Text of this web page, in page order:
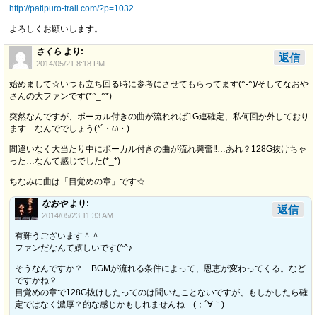
http://patipuro-trail.com/?p=1032
よろしくお願いします。
さくら より:
2014/05/21 8:18 PM
始めまして☆いつも立ち回る時に参考にさせてもらってます(^-^)/そしてなおや
さんの大ファンです(*^_^*)
突然なんですが、ボーカル付きの曲が流れれば1G連確定、私何回か外しており
ます…なんででしょう(*´・ω・)
間違いなく大当たり中にボーカル付きの曲が流れ興奮‼︎…あれ？128G抜けちゃ
った…なんて感じでした(*_*)
ちなみに曲は「目覚めの章」です☆
返信
なおや より:
2014/05/23 11:33 AM
有難うございます＾＾
ファンだなんて嬉しいです(^^♪
そうなんですか？ BGMが流れる条件によって、恩恵が変わってくる。など
ですかね？
目覚めの章で128G抜けしたってのは聞いたことないですが、もしかしたら確
定ではなく濃厚？的な感じかもしれませんね…(；´∀｀)
返信